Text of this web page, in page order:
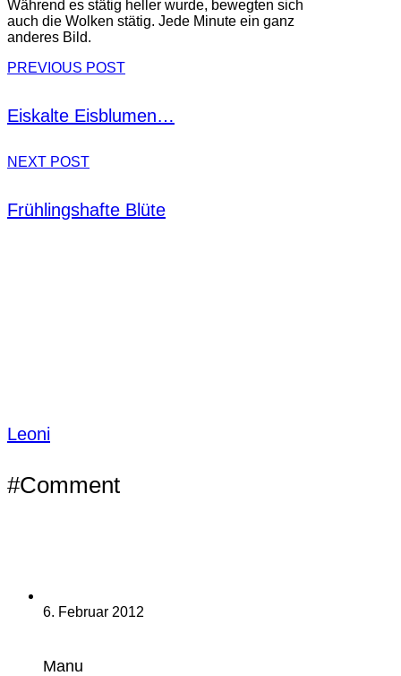
Während es stätig heller wurde, bewegten sich
auch die Wolken stätig. Jede Minute ein ganz
anderes Bild.
PREVIOUS POST
Eiskalte Eisblumen…
NEXT POST
Frühlingshafte Blüte
Leoni
#Comment
6. Februar 2012
Manu